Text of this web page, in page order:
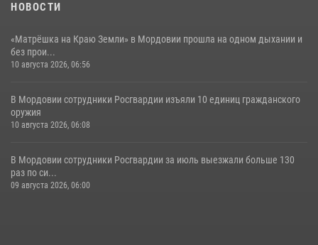
НОВОСТИ
«Матрёшка на Краю Земли» в Мордовии прошла на одном дыхании и
без прои...
10 августа 2026, 06:56
В Мордовии сотрудники Росгвардии изъяли 10 единиц гражданского
оружия
10 августа 2026, 06:08
В Мордовии сотрудники Росгвардии за июль выезжали больше 130
раз по си...
09 августа 2026, 06:00